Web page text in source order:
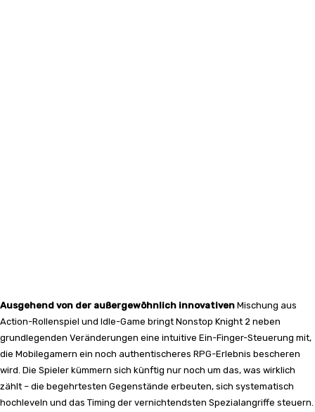
Ausgehend von der außergewöhnlich innovativen Mischung aus
Action-Rollenspiel und Idle-Game bringt Nonstop Knight 2 neben
grundlegenden Veränderungen eine intuitive Ein-Finger-Steuerung mit,
die Mobilegamern ein noch authentischeres RPG-Erlebnis bescheren
wird. Die Spieler kümmern sich künftig nur noch um das, was wirklich
zählt – die begehrtesten Gegenstände erbeuten, sich systematisch
hochleveln und das Timing der vernichtendsten Spezialangriffe steuern.